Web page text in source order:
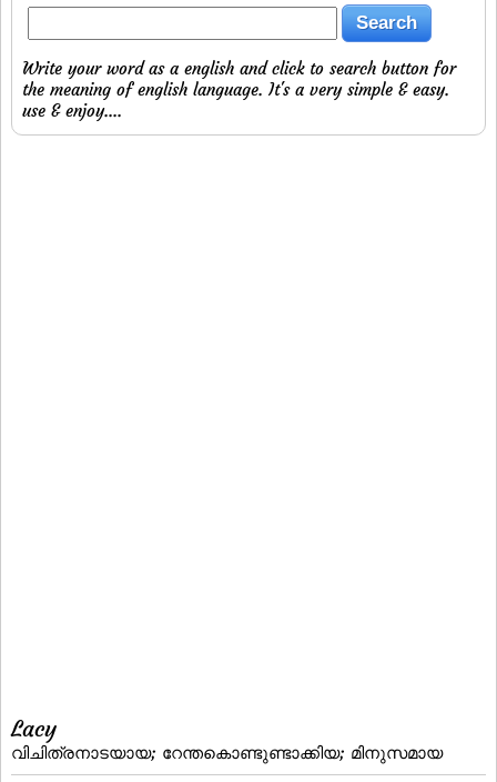
Write your word as a english and click to search button for
the meaning of english language. It's a very simple & easy.
use & enjoy....
Lacy
വിചിത്രനാടയായ; റേന്തകൊണ്ടുണ്ടാക്കിയ; മിനുസമായ